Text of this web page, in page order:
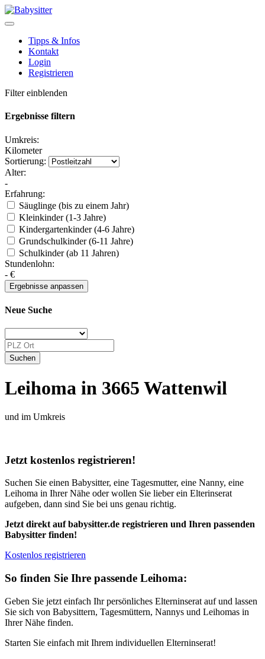
Tipps & Infos
Kontakt
Login
Registrieren
Filter einblenden
Ergebnisse filtern
Umkreis:
Kilometer
Sortierung:
Alter:
-
Erfahrung:
Säuglinge (bis zu einem Jahr)
Kleinkinder (1-3 Jahre)
Kindergartenkinder (4-6 Jahre)
Grundschulkinder (6-11 Jahre)
Schulkinder (ab 11 Jahren)
Stundenlohn:
- €
Neue Suche
Leihoma in 3665 Wattenwil
und im Umkreis
Jetzt kostenlos registrieren!
Suchen Sie einen Babysitter, eine Tagesmutter, eine Nanny, eine
Leihoma in Ihrer Nähe oder wollen Sie lieber ein Elterinserat
aufgeben, dann sind Sie bei uns genau richtig.
Jetzt direkt auf babysitter.de registrieren und Ihren passenden
Babysitter finden!
Kostenlos registrieren
So finden Sie Ihre passende Leihoma:
Geben Sie jetzt einfach Ihr persönliches Elterninserat auf und lassen
Sie sich von Babysittern, Tagesmüttern, Nannys und Leihomas in
Ihrer Nähe finden.
Starten Sie einfach mit Ihrem individuellen Elterninserat!